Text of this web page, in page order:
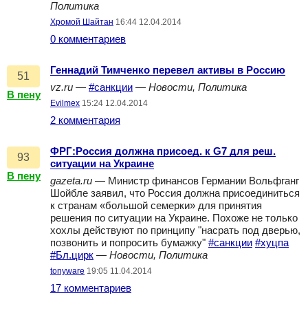
Политика
Хромой Шайтан 16:44 12.04.2014
0 комментариев
51
В пену
Геннадий Тимченко перевел активы в Россию
vz.ru — #санкции — Новости, Политика
Evilmex 15:24 12.04.2014
2 комментария
93
В пену
ФРГ:Россия должна присоед. к G7 для реш.
ситуации на Украине
gazeta.ru — Министр финансов Германии Вольфганг
Шойбле заявил, что Россия должна присоединиться
к странам «большой семерки» для принятия
решения по ситуации на Украине. Похоже не только
хохлы действуют по принципу "насрать под дверью,
позвонить и попросить бумажку" #санкции #хуцпа
#Бл.цирк — Новости, Политика
tonyware 19:05 11.04.2014
17 комментариев